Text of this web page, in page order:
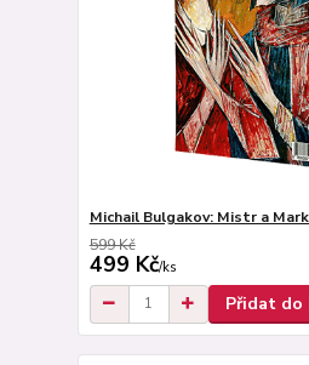
Michail Bulgakov: Mistr a
599 Kč
499 Kč/ks
Přidat do